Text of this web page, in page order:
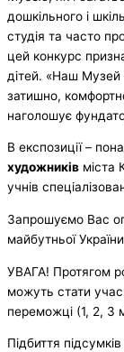
дошкільного і
студія та часто
цей конкурс
дітей. «Наш Музей
затишно,
наголошує
В експозиції –
художників міста
учнів
Запрошуємо Вас
майбутньої
УВАГА! Протягом
можуть стати
переможці (1, 2, 3
Підбиття